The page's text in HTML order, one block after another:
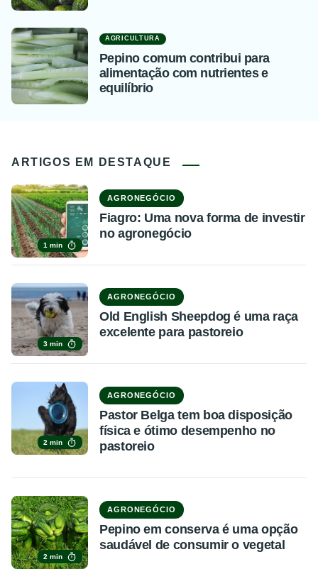
AGRICULTURA
Pepino comum contribui para
alimentação com nutrientes e
equilíbrio
ARTIGOS EM DESTAQUE
1 min
AGRONEGÓCIO
Fiagro: Uma nova forma de investir
no agronegócio
3 min
AGRONEGÓCIO
Old English Sheepdog é uma raça
excelente para pastoreio
2 min
AGRONEGÓCIO
Pastor Belga tem boa disposição
física e ótimo desempenho no
pastoreio
2 min
AGRONEGÓCIO
Pepino em conserva é uma opção
saudável de consumir o vegetal